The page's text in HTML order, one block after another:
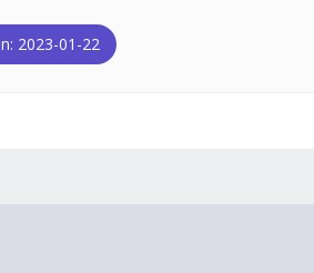
2023-01-22